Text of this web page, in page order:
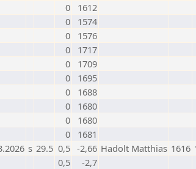
0
1612
0
1574
0
1576
0
1717
0
1709
0
1695
0
1688
0
1680
0
1680
0
1681
s 29.5 0,5 -2,66 Hadolt Matthias 1616
0,5 -2,7